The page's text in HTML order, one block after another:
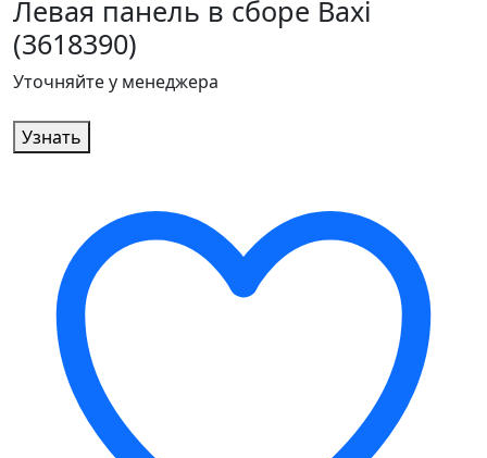
Левая панель в сборе Baxi
(3618390)
Уточняйте у менеджера
Узнать